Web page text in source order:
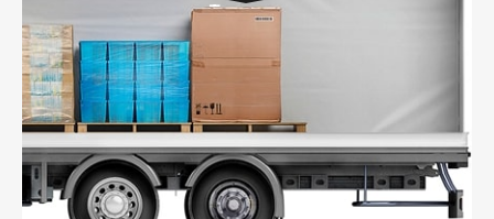
Транспорт:
Газель (1,5 и 3 тонны), Бычок, Еврофура от 5 до
10 тонн
от 5000 руб. Возможен догруз
- Экономный способ доставить вещи от 200 кг в
другой город - догрузом или попутно. Попутные
грузоперевозки для физлиц, ИП и юрлиц обходятся
дешевле.